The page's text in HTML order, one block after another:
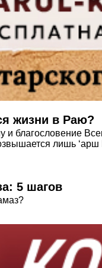
жизни в Раю?
благословение
лишь ‘арш
5 шагов